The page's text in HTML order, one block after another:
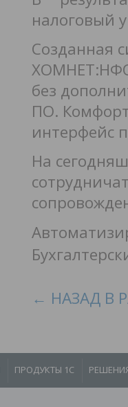
налоговый
Созданная
ХОМНЕТ:НФО
без
ПО.
интерфейс
На
← НАЗАД В
ПРОДУКТЫ 1С